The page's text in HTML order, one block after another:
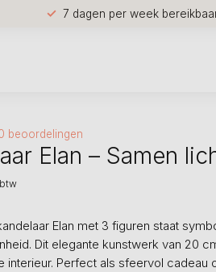
7 dagen per week
beoordelingen
Elan – Samen
Elan met 3 figuren staat
Dit elegante kunstwerk van 20
interieur. Perfect als sfeervol cadeau